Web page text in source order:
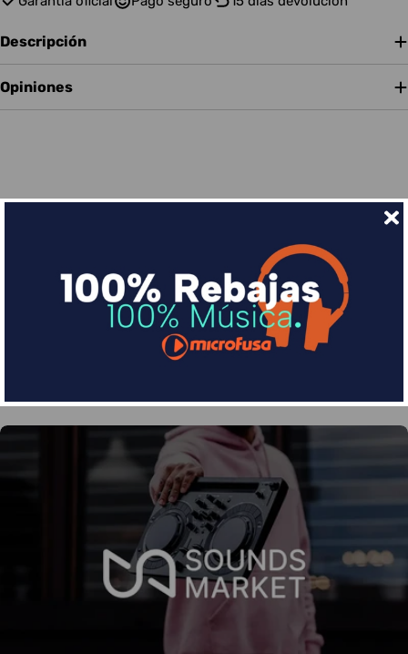
Descripción
Opiniones
Financia tus compras con Sequra
Divide en 3 sin coste o hasta en 18 meses por una
pequeña cuota al mes con Sequra
Más info